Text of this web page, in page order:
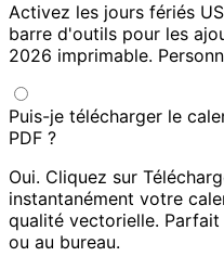
Activez les jours fériés
barre d'outils pour les
2026 imprimable.
Puis-je télécharger le
PDF ?
Oui. Cliquez sur
instantanément votre
qualité vectorielle.
ou au bureau.